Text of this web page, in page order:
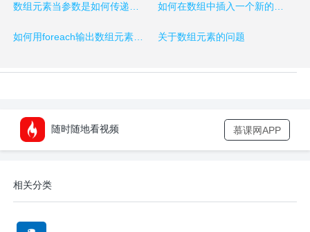
数组元素当参数是如何传递的？ 如何在数组中插入一个新的元素
关于数组元素的问题
随时随地看视频 慕课网APP
相关分类